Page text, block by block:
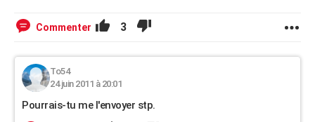
Commenter 3
To54
24 juin 2011 à 20:01
Pourrais-tu me l'envoyer stp.